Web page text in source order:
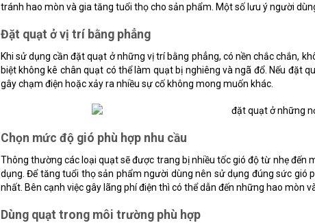
tránh hao mòn và gia tăng tuổi thọ cho sản phẩm. Một số lưu ý người
Đặt quạt ở vị trí bằng phẳng
Khi sử dụng cần đặt quạt ở những vị trí bằng phẳng, có nền chắc chắn,
biệt không kê chân quạt có thể làm quạt bị nghiêng và ngã đổ. Nếu đặt
gây chạm điện hoặc xảy ra nhiều sự cố không mong muốn khác.
Chọn mức độ gió phù hợp nhu cầu​
Thông thường các loại quạt sẽ được trang bị nhiều tốc gió độ từ nhẹ
dụng. Để tăng tuổi thọ sản phẩm người dùng nên sử dụng đúng sức
nhất. Bên cạnh việc gây lãng phí điện thì có thể dẫn đến những hao mòn
Dùng quạt trong môi trường phù hợp